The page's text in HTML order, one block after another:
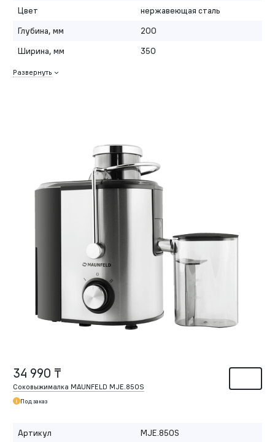
Цвет
нержавеющая сталь
Глубина, мм
200
Ширина, мм
350
Развернуть
34 990 ₸
Соковыжималка MAUNFELD MJE.850S
Под заказ
Артикул
MJE.850S